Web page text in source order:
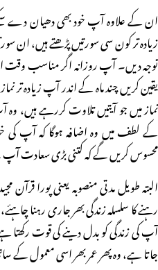
ان کے علاوہ آپ خود بھی دھیان دے
زیادہ تر کون سی سورتیں پڑھتے ہیں، ان
توجہ دیں۔ آپ روزانہ اگر مناسب
یقین کریں چند ماہ کے اندر آپ زیادہ
نماز میں جو آیتیں تلاوت کررہے ہیں،
کے لطف میں وہ اضافہ ہوگا کہ آپ کی
محسوس کریں گے کہ کتنی بڑی سعادت
البتہ طویل مدتی منصوبہ یعنی پورا
رہنے کا سلسلہ زندگی بھر جاری رہنا
آپ کی زندگی کو بدل دینے کی قوت رکھتا
جاتا ہے، وہ پھر عمر بھر اسی معمول کے